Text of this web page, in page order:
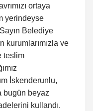
ortaya
yerindeyse
Belediye
kurumlarımızla ve
teslim
İskenderunlu,
bugün beyaz
kullandı.